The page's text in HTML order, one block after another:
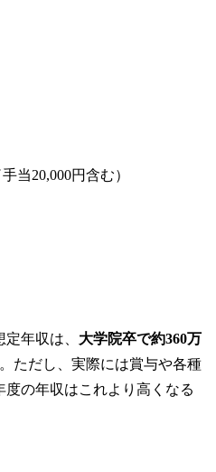
当20,000円含む）
年収は、 大学院卒で約360万
ただし、実際には賞与や各種
の年収はこれより高くなる